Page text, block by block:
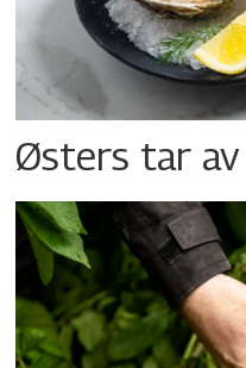
Østers tar av